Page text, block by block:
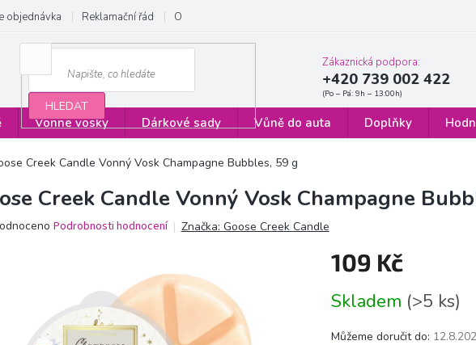
objednávka Reklamační řád Obchodní podmínky
HLEDAT
Zákaznická podpora:
+420 739 002 422
Vonné vosky Dárkové sady Vůně do auta Doplňky
Creek Candle Vonný Vosk Champagne Bubbles, 59 g
Creek Candle Vonný Vosk Champagne
Podrobnosti hodnocení Značka: Goose Creek Candle
109 Kč
cena:
Skladem (>5 ks)
Můžeme doručit do: